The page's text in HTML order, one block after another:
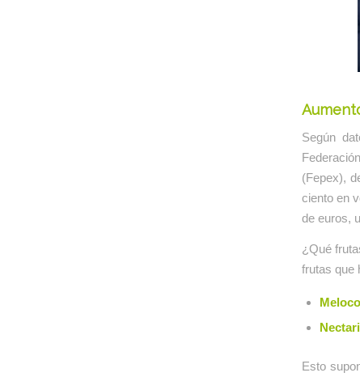
Según
(Fepex),
ciento en
de euros,
¿Qué
frutas que
Esto